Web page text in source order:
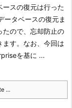
ースの復元は行った
ータベースの復元ま
たので、忘却防止の
す。 なお、今回は
を基に ...
...